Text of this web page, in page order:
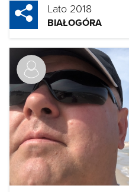
Lato 2018
BIAŁOGÓRA